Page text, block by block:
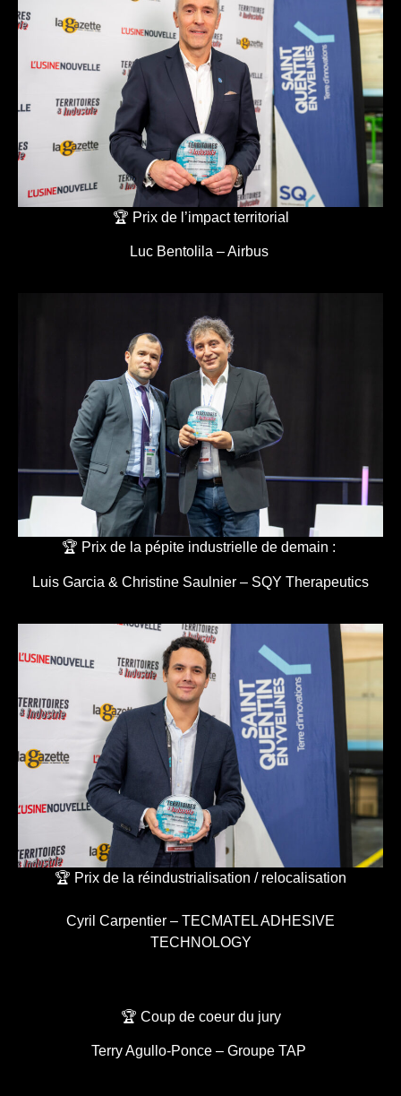
🏆 Prix de l’impact territorial
Luc Bentolila – Airbus
🏆 Prix de la pépite industrielle de demain :
Luis Garcia & Christine Saulnier – SQY Therapeutics
🏆 Prix de la réindustrialisation / relocalisation
Cyril Carpentier – TECMATEL ADHESIVE
TECHNOLOGY
🏆 Coup de coeur du jury
Terry Agullo-Ponce – Groupe TAP